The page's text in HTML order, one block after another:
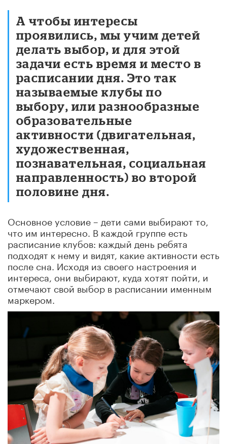
А чтобы интересы
проявились, мы учим детей
делать выбор, и для этой
задачи есть время и место в
расписании дня. Это так
называемые клубы по
выбору, или разнообразные
образовательные
активности (двигательная,
художественная,
познавательная, социальная
направленность) во второй
половине дня.
Основное условие – дети сами выбирают то,
что им интересно. В каждой группе есть
расписание клубов: каждый день ребята
подходят к нему и видят, какие активности есть
после сна. Исходя из своего настроения и
интереса, они выбирают, куда хотят пойти, и
отмечают свой выбор в расписании именным
маркером.